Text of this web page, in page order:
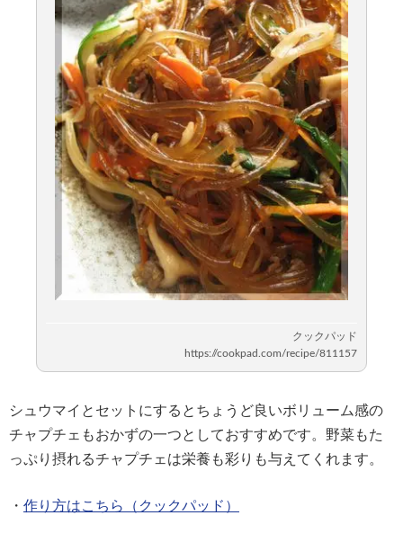
シュウマイとセットにするとちょうど良いボリューム感の
チャプチェもおかずの一つとしておすすめです。野菜もた
っぷり摂れるチャプチェは栄養も彩りも与えてくれます。
・ 作り方はこちら（クックパッド）